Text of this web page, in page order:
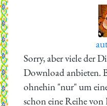
Sorry, aber viele der
Download anbieten.
ohnehin "nur" um
schon eine Reihe